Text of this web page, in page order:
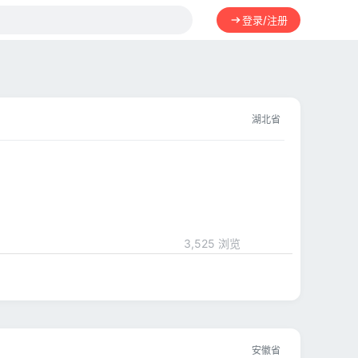
登录/注册
湖北省
3,525 浏览
安徽省